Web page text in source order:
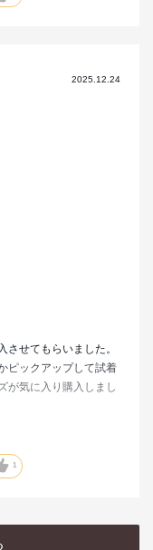
イヤついているものを
もありながら、しっく
くださってありがとう
っていましたが、気
す。
2025.12.24
せてもらいました。
ピックアップして試着
が気に入り購入しまし
だと思います。一生
1